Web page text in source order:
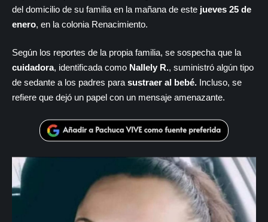
del domicilio de su familia en la mañana de este jueves 25 de
enero, en la colonia Renacimiento.
Según los reportes de la propia familia, se sospecha que la
cuidadora, identificada como Nallely R., suministró algún tipo
de sedante a los padres parasustraer al bebé. Incluso, se
refiere que dejó un papel con un mensaje amenazante.